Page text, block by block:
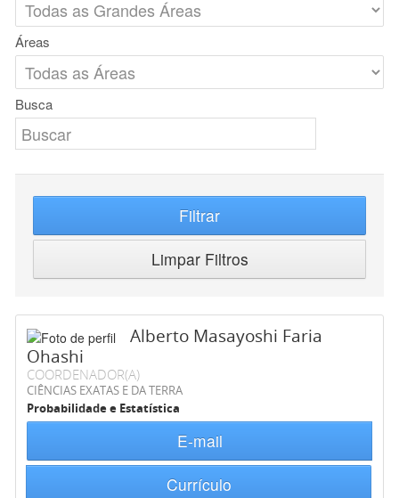
Áreas
Busca
Filtrar
Limpar Filtros
Alberto Masayoshi Faria
Ohashi
COORDENADOR(A)
CIÊNCIAS EXATAS E DA TERRA
Probabilidade e Estatística
E-mail
Currículo